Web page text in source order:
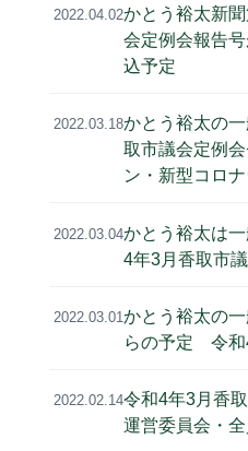
2022.04.02かとう裕太新
会定例会報告
込予定
2022.03.18かとう裕太の
取市議会定例
ン・新型コロ
2022.03.04かとう裕太は
4年3月香取市
2022.03.01かとう裕太の
らの予定 令和
2022.02.14令和4年3月香
運営委員会・